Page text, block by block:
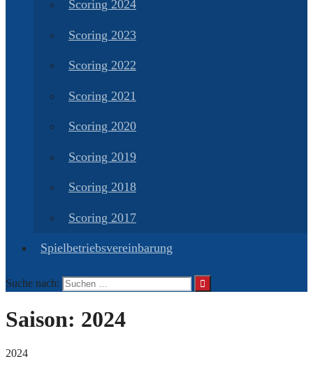
Scoring 2024
Scoring 2023
Scoring 2022
Scoring 2021
Scoring 2020
Scoring 2019
Scoring 2018
Scoring 2017
Spielbetriebsvereinbarung
Suche nach:
Saison: 2024
2024